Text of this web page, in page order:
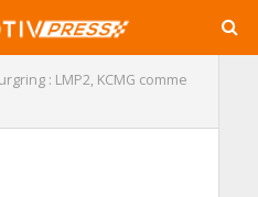
: LMP2, KCMG comme